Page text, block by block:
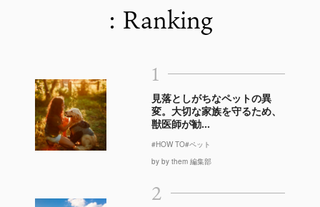
: Ranking
1
見落としがちなペットの異
変。大切な家族を守るため、
獣医師が勧...
#HOW TO#ペット
by by them 編集部
2